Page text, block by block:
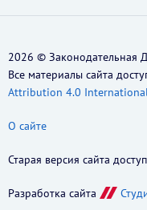
2026 © Законодательная
Все материалы сайта
Attribution 4.0
О сайте
Старая версия сайта
Разработка сайта